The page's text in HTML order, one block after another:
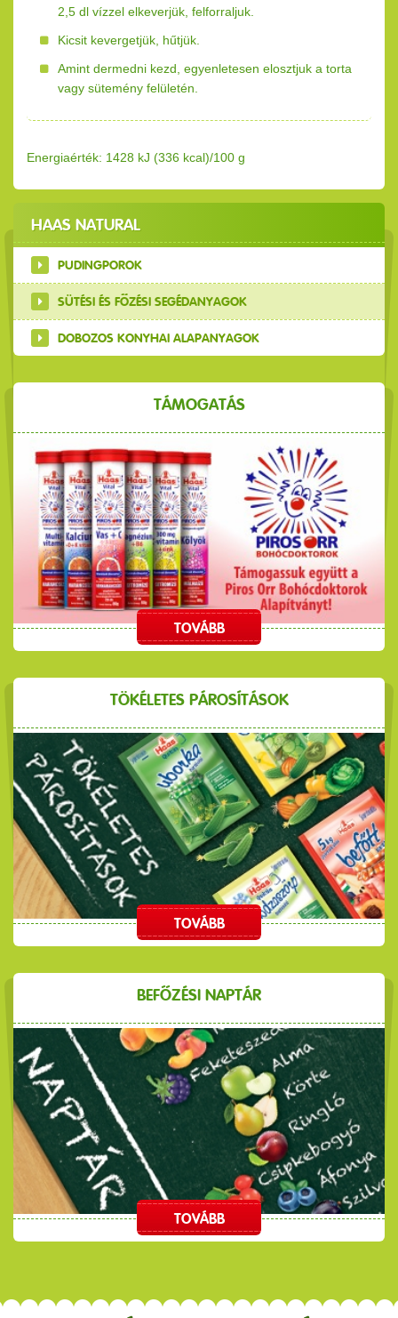
2,5 dl vízzel elkeverjük, felforraljuk.
Kicsit kevergetjük, hűtjük.
Amint dermedni kezd, egyenletesen elosztjuk a torta
vagy sütemény felületén.
Energiaérték: 1428 kJ (336 kcal)/100 g
HAAS NATURAL
PUDINGPOROK
SÜTÉSI ÉS FŐZÉSI SEGÉDANYAGOK
DOBOZOS KONYHAI ALAPANYAGOK
TÁMOGATÁS
TOVÁBB
TÖKÉLETES PÁROSÍTÁSOK
TOVÁBB
BEFŐZÉSI NAPTÁR
TOVÁBB